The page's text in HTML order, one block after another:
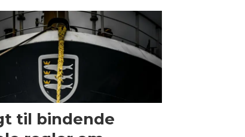
til bindende